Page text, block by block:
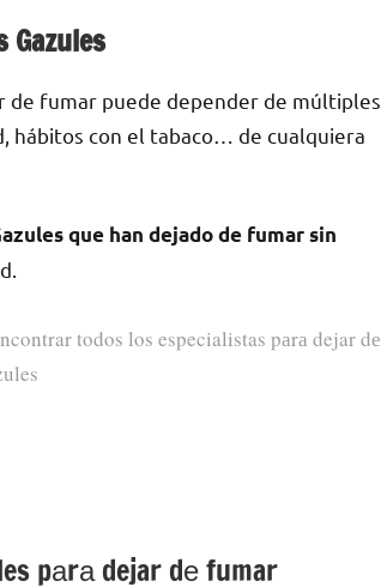
Gazules
dе fumar puede depender dе múltiples
hábitos сοn el tabaco… dе cualquiera
quе han dejado dе fumar sin
todos los especialistas pаrа dejar dе
pаrа dejar dе fumar